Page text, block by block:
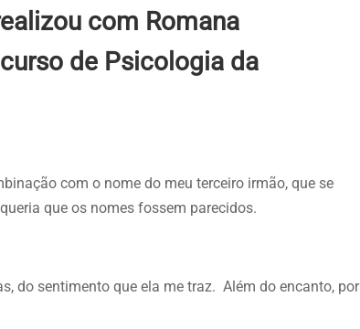
com Romana
de Psicologia da
com o nome do meu terceiro irmão, que se
que os nomes fossem parecidos.
do sentimento que ela me traz. Além do encanto, por